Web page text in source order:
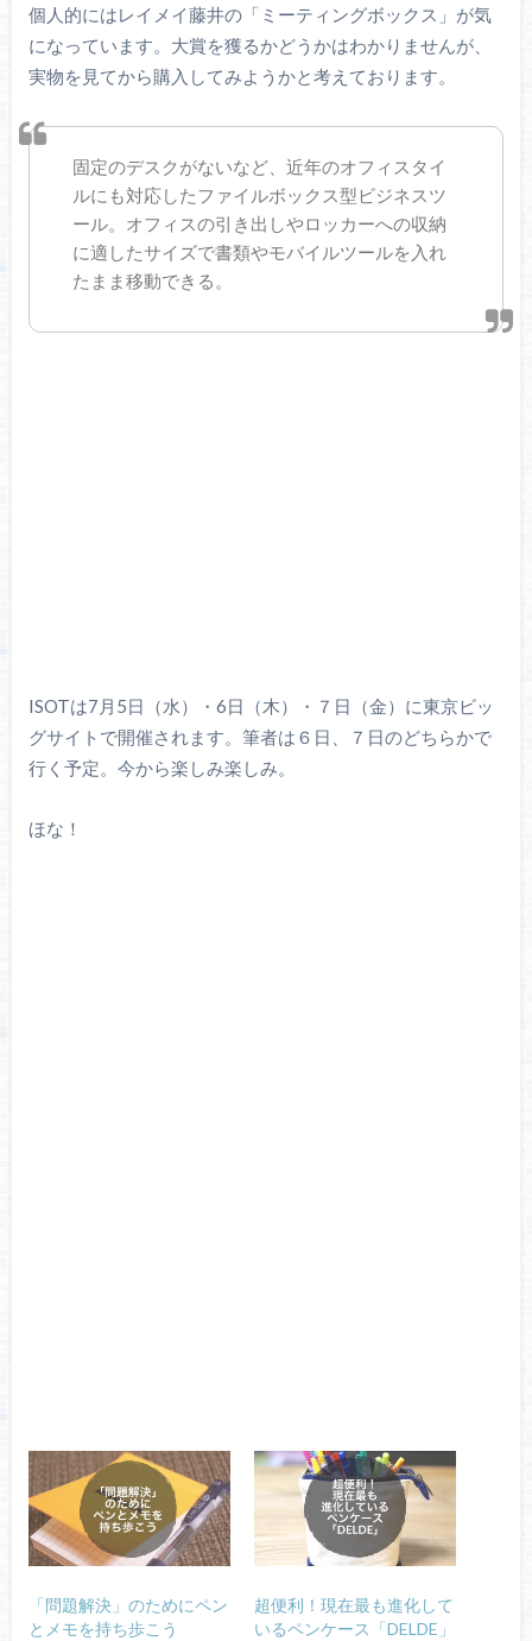
個人的にはレイメイ藤井の「ミーティングボックス」が気
になっています。大賞を獲るかどうかはわかりませんが、
実物を見てから購入してみようかと考えております。
固定のデスクがないなど、近年のオフィスタイ
ルにも対応したファイルボックス型ビジネスツ
ール。オフィスの引き出しやロッカーへの収納
に適したサイズで書類やモバイルツールを入れ
たまま移動できる。
ISOTは7月5日（水）・6日（木）・７日（金）に東京ビッ
グサイトで開催されます。筆者は６日、７日のどちらかで
行く予定。今から楽しみ楽しみ。
ほな！
「問題解決」のためにペン
とメモを持ち歩こう
超便利！現在最も進化して
いるペンケース「DELDE」